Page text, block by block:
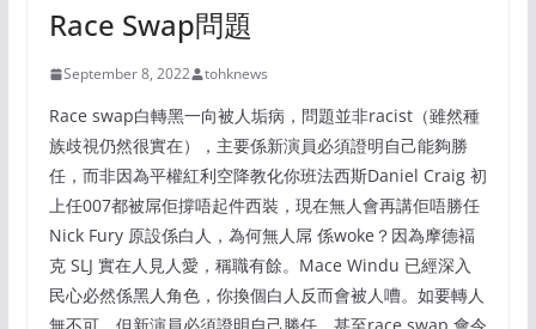
Race Swap問題
September 8, 2022 tohknews
Race swap白轉黑一向被人垢病，問題並非racist（雖然種
族歧視仍然很實在），主要係新演員必須證明自己能夠勝
任，而非因為平權紅利空降教化你班法西斯Daniel Craig 初
上任007都被屌佢撐唔起件西裝，現在無人會再講佢唔勝任
Nick Fury 原設係白人，為何無人屌 係woke？因為摩德褔
克 SLJ 實在人見人愛，稱職有餘。Mace Windu 已經深入
民心必然係黑人角色，你換個白人反而會被人嘈。如要轉人